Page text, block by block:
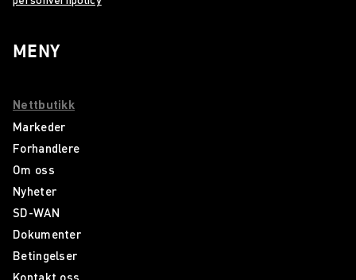
MENY
Nettbutikk
Markeder
Forhandlere
Om oss
Nyheter
SD-WAN
Dokumenter
Betingelser
Kontakt oss